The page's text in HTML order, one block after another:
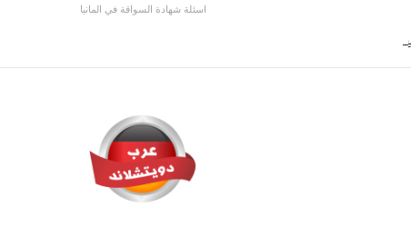
اسئلة شهادة السواقة في المانيا
مراكز البيانات في ألمانيا 2026: الأجور والشروط